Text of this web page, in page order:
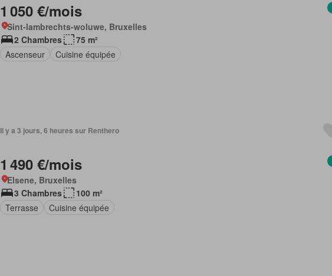
1 050 €/mois
Sint-lambrechts-woluwe, Bruxelles
2 Chambres
75 m²
Ascenseur
Cuisine équipée
Il y a 3 jours, 6 heures sur Renthero
1 490 €/mois
Elsene, Bruxelles
3 Chambres
100 m²
Terrasse
Cuisine équipée